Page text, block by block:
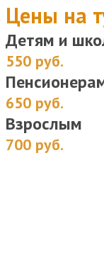
Цены на
Детям и
550 руб.
650 руб.
Взрослым
700 руб.